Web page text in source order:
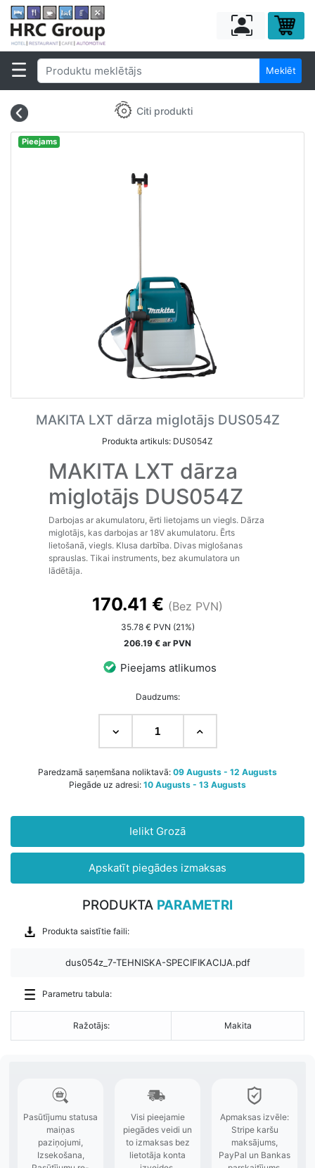
Meklēt
Citi produkti
Pieejams
MAKITA LXT dārza miglotājs DUS054Z
Produkta artikuls: DUS054Z
MAKITA LXT dārza
miglotājs DUS054Z
Darbojas ar akumulatoru, ērti lietojams un viegls. Dārza
miglotājs, kas darbojas ar 18V akumulatoru. Ērts
lietošanā, viegls. Klusa darbība. Divas miglošanas
sprauslas. Tikai instruments, bez akumulatora un
lādētāja.
170.41 € (Bez PVN)
35.78 € PVN (21%)
206.19 € ar PVN
Pieejams atlikumos
Daudzums:
Paredzamā saņemšana noliktavā: 09 Augusts - 12 Augusts
Piegāde uz adresi: 10 Augusts - 13 Augusts
Ielikt Grozā
Apskatīt piegādes izmaksas
PRODUKTA PARAMETRI
Produkta saistītie faili:
dus054z_7-TEHNISKA-SPECIFIKACIJA.pdf
Parametru tabula:
Ražotājs: Makita